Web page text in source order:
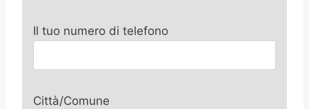
Il tuo numero di telefono
Città/Comune